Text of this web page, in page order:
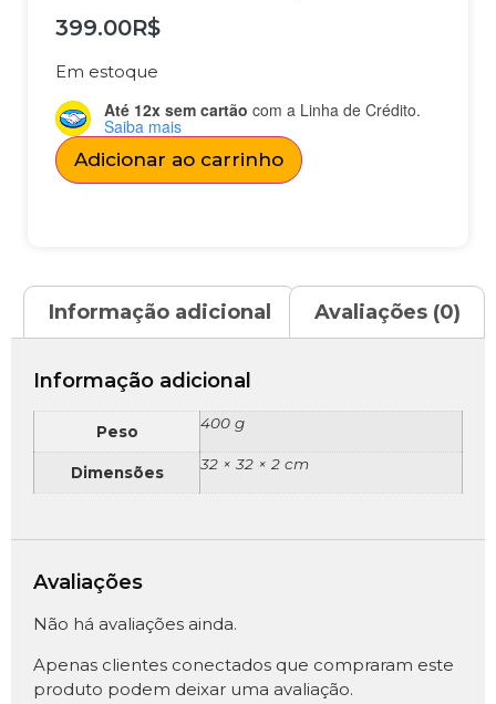
399.00R$
Em estoque
Até 12x sem cartão com a Linha de Crédito.
Saiba mais
Adicionar ao carrinho
Informação adicional Avaliações (0)
Informação adicional
Peso 400 g
Dimensões 32 × 32 × 2 cm
Avaliações
Não há avaliações ainda.
Apenas clientes conectados que compraram este
produto podem deixar uma avaliação.